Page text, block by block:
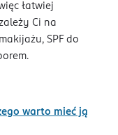
łatwiej
Ci na
SPF do
warto mieć ją